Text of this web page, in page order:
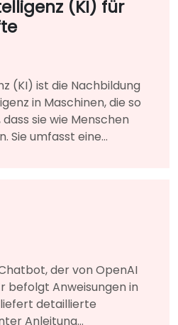
(KI) für
(KI) ist die Nachbildung
in Maschinen, die so
sie wie Menschen
Sie umfasst eine
Anwendungen
Bedürfnisse zu
vor Ort) richtet sich an
Geschäftsleiter, die
Intelligenz
der von OpenAI
befolgt Anweisungen in
detaillierte